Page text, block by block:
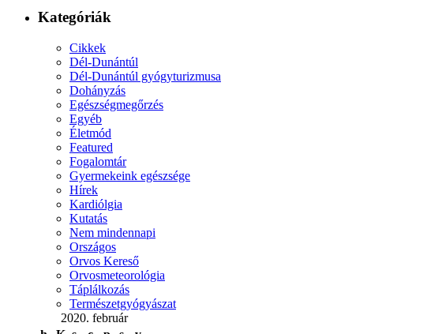
Kategóriák
Cikkek
Dél-Dunántúl
Dél-Dunántúl gyógyturizmusa
Dohányzás
Egészségmegőrzés
Egyéb
Életmód
Featured
Fogalomtár
Gyermekeink egészsége
Hírek
Kardiólgia
Kutatás
Nem mindennapi
Országos
Orvos Kereső
Orvosmeteorológia
Táplálkozás
Természetgyógyászat
2020. február